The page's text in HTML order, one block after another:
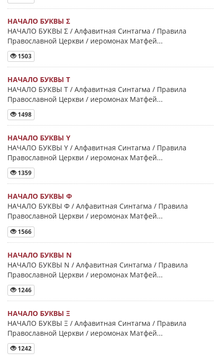
НАЧАЛО БУКВЫ Σ
НАЧАЛО БУКВЫ Σ / Алфавитная Синтагма / Правила
Православной Церкви / иеромонах Матфей...
1503
НАЧАЛО БУКВЫ Τ
НАЧАЛО БУКВЫ Τ / Алфавитная Синтагма / Правила
Православной Церкви / иеромонах Матфей...
1498
НАЧАЛО БУКВЫ Y
НАЧАЛО БУКВЫ Y / Алфавитная Синтагма / Правила
Православной Церкви / иеромонах Матфей...
1359
НАЧАЛО БУКВЫ Φ
НАЧАЛО БУКВЫ Φ / Алфавитная Синтагма / Правила
Православной Церкви / иеромонах Матфей...
1566
НАЧАЛО БУКВЫ Ν
НАЧАЛО БУКВЫ Ν / Алфавитная Синтагма / Правила
Православной Церкви / иеромонах Матфей...
1246
НАЧАЛО БУКВЫ Ξ
НАЧАЛО БУКВЫ Ξ / Алфавитная Синтагма / Правила
Православной Церкви / иеромонах Матфей...
1242